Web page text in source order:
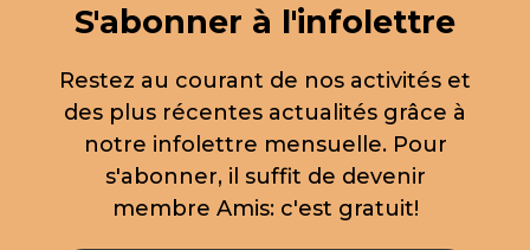
S'abonner à l'infolettre
Restez au courant de nos activités et
des plus récentes actualités grâce à
notre infolettre mensuelle. Pour
s'abonner, il suffit de devenir
membre Amis: c'est gratuit!